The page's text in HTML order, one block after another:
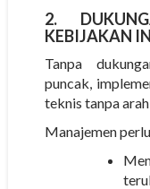
2.
KEBIJAKAN
Tanpa
puncak,
teknis tanpa
Manajemen